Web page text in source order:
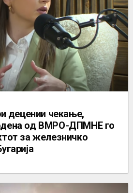
децении чекање,
од ВМРО-ДПМНЕ го
за железничко